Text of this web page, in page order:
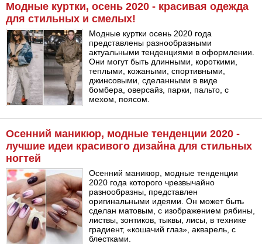
Модные куртки, осень 2020 - красивая одежда
для стильных и смелых!
Модные куртки осень 2020 года
представлены разнообразными
актуальными тенденциями в оформлении.
Они могут быть длинными, короткими,
теплыми, кожаными, спортивными,
джинсовыми, сделанными в виде
бомбера, оверсайз, парки, пальто, с
мехом, поясом.
Осенний маникюр, модные тенденции 2020 -
лучшие идеи красивого дизайна для стильных
ногтей
Осенний маникюр, модные тенденции
2020 года которого чрезвычайно
разнообразны, представлен
оригинальными идеями. Он может быть
сделан матовым, с изображением рябины,
листвы, зонтиков, тыквы, лисы, в технике
градиент, «кошачий глаз», акварель, с
блестками.